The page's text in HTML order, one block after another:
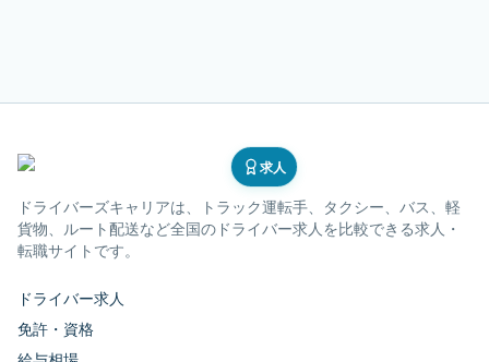
求人
ドライバーズキャリアは、トラック運転手、タクシー、バス、軽
貨物、ルート配送など全国のドライバー求人を比較できる求人・
転職サイトです。
ドライバー求人
免許・資格